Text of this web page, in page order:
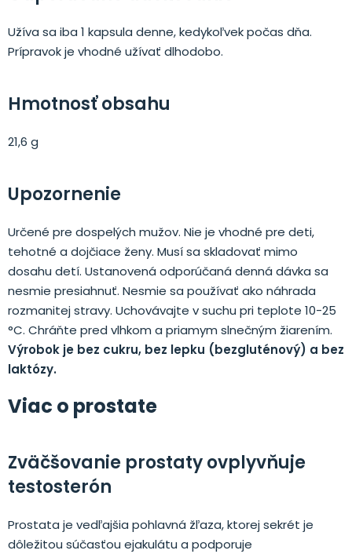
Užíva sa iba 1 kapsula denne, kedykoľvek počas dňa.
Prípravok je vhodné užívať dlhodobo.
Hmotnosť obsahu
21,6 g
Upozornenie
Určené pre dospelých mužov. Nie je vhodné pre deti,
tehotné a dojčiace ženy. Musí sa skladovať mimo
dosahu detí. Ustanovená odporúčaná denná dávka sa
nesmie presiahnuť. Nesmie sa používať ako náhrada
rozmanitej stravy. Uchovávajte v suchu pri teplote 10-25
°C. Chráňte pred vlhkom a priamym slnečným žiarením.
Výrobok je bez cukru, bez lepku (bezgluténový) a bez
laktózy.
Viac o prostate
Zväčšovanie prostaty ovplyvňuje
testosterón
Prostata je vedľajšia pohlavná žľaza, ktorej sekrét je
dôležitou súčasťou ejakulátu a podporuje